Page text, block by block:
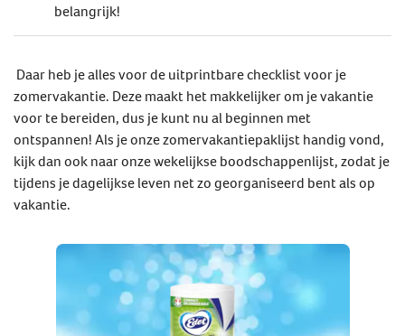
belangrijk!
Daar heb je alles voor de uitprintbare checklist voor je
zomervakantie. Deze maakt het makkelijker om je vakantie
voor te bereiden, dus je kunt nu al beginnen met
ontspannen! Als je onze zomervakantiepaklijst handig vond,
kijk dan ook naar onze wekelijkse boodschappenlijst, zodat je
tijdens je dagelijkse leven net zo georganiseerd bent als op
vakantie.